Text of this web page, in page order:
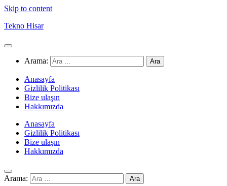
Skip to content
Tekno Hisar
Arama:
Anasayfa
Gizlilik Politikası
Bize ulaşın
Hakkımızda
Anasayfa
Gizlilik Politikası
Bize ulaşın
Hakkımızda
Arama: